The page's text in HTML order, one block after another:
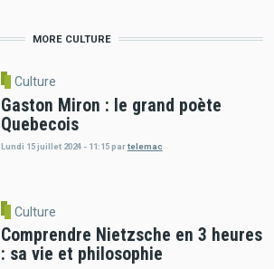
MORE CULTURE
Culture
Gaston Miron : le grand poète
Quebecois
Lundi 15 juillet 2024 - 11:15 partelemac
Culture
Comprendre Nietzsche en 3 heures
: sa vie et philosophie